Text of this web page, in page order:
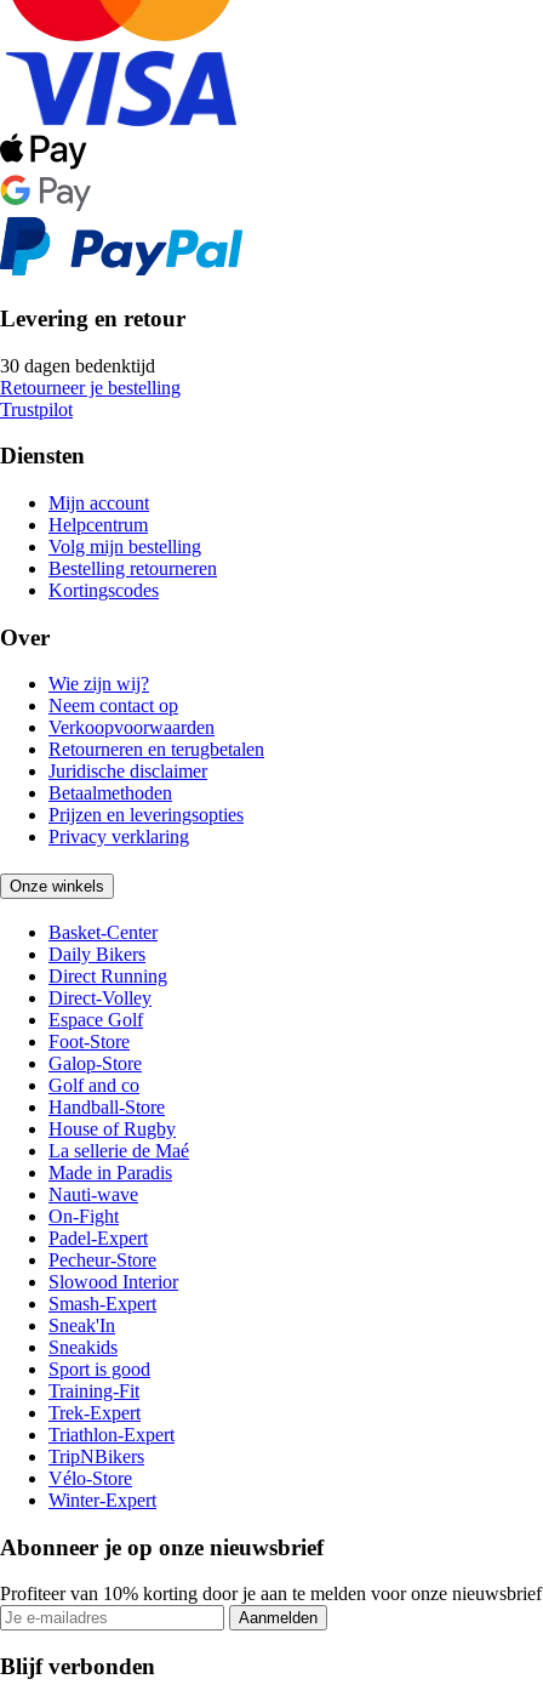
Levering en retour
30 dagen bedenktijd
Retourneer je bestelling
Trustpilot
Diensten
Mijn account
Helpcentrum
Volg mijn bestelling
Bestelling retourneren
Kortingscodes
Over
Wie zijn wij?
Neem contact op
Verkoopvoorwaarden
Retourneren en terugbetalen
Juridische disclaimer
Betaalmethoden
Prijzen en leveringsopties
Privacy verklaring
Onze winkels
Basket-Center
Daily Bikers
Direct Running
Direct-Volley
Espace Golf
Foot-Store
Galop-Store
Golf and co
Handball-Store
House of Rugby
La sellerie de Maé
Made in Paradis
Nauti-wave
On-Fight
Padel-Expert
Pecheur-Store
Slowood Interior
Smash-Expert
Sneak'In
Sneakids
Sport is good
Training-Fit
Trek-Expert
Triathlon-Expert
TripNBikers
Vélo-Store
Winter-Expert
Abonneer je op onze nieuwsbrief
Profiteer van 10% korting door je aan te melden voor onze nieuwsbrief
Aanmelden
Blijf verbonden